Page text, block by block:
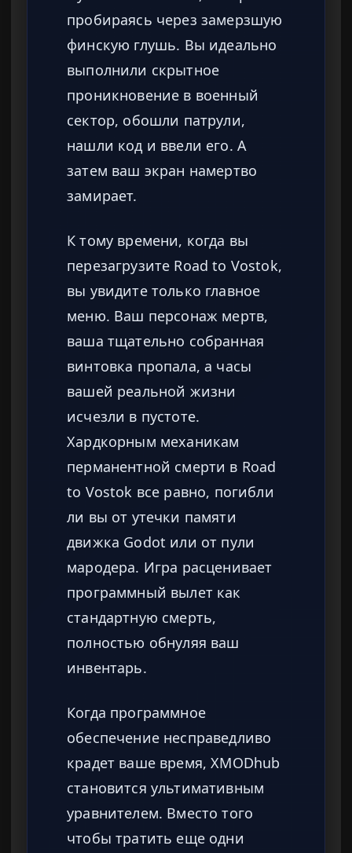
пробираясь через замерзшую
финскую глушь. Вы идеально
выполнили скрытное
проникновение в военный
сектор, обошли патрули,
нашли код и ввели его. А
затем ваш экран намертво
замирает.
К тому времени, когда вы
перезагрузите Road to Vostok,
вы увидите только главное
меню. Ваш персонаж мертв,
ваша тщательно собранная
винтовка пропала, а часы
вашей реальной жизни
исчезли в пустоте.
Хардкорным механикам
перманентной смерти в Road
to Vostok все равно, погибли
ли вы от утечки памяти
движка Godot или от пули
мародера. Игра расценивает
программный вылет как
стандартную смерть,
полностью обнуляя ваш
инвентарь.
Когда программное
обеспечение несправедливо
крадет ваше время, XMODhub
становится ультимативным
уравнителем. Вместо того
чтобы тратить еще одни